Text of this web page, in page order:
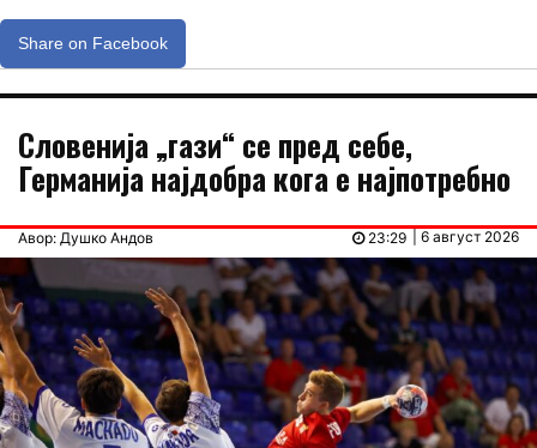
Share on Facebook
Словенија „гази“ се пред себе,
Германија најдобра кога е најпотребно
Авор: Душко Андов | 6 август 2026
23:29